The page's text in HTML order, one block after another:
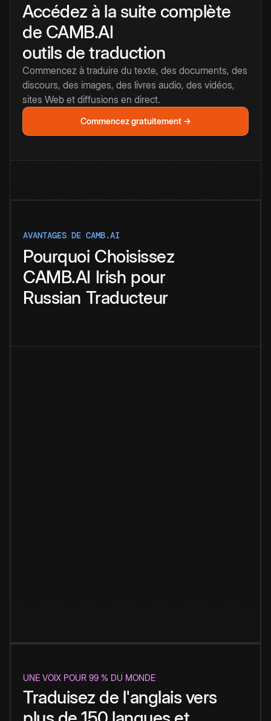
Accédez à la suite complète
de CAMB.AI
outils de traduction
Commencez à traduire du texte, des documents, des
discours, des images, des livres audio, des vidéos,
sites Web et diffusions en direct.
Commencez gratuitement →
AVANTAGES DE CAMB.AI
Pourquoi Choisissez
CAMB.AI Irish pour
Russian Traducteur
UNE VOIX POUR 99 % DU MONDE
Traduisez de l'anglais vers